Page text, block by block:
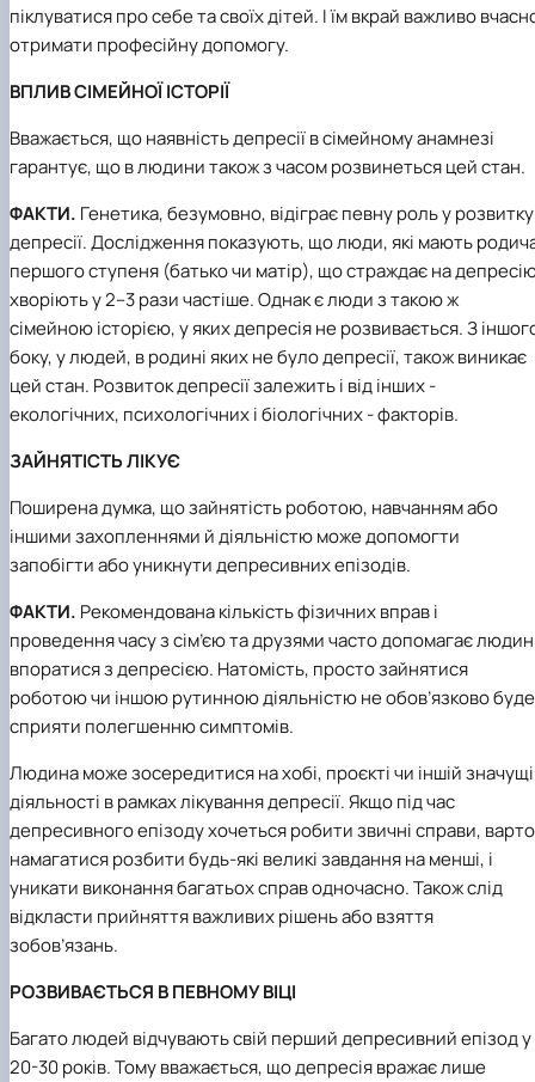
піклуватися про себе та своїх дітей. І їм вкрай важливо
отримати професійну допомогу.
ВПЛИВ СІМЕЙНОЇ ІСТОРІЇ
Вважається, що наявність депресії в сімейному анамнезі
гарантує, що в людини також з часом розвинеться цей стан.
ФАКТИ. Генетика, безумовно, відіграє певну роль у розвитку
депресії. Дослідження показують, що люди, які мають
першого ступеня (батько чи матір), що страждає на
хворіють у 2–3 рази частіше. Однак є люди з такою ж
сімейною історією, у яких депресія не розвивається. З
боку, у людей, в родині яких не було депресії, також виникає
цей стан. Розвиток депресії залежить і від інших -
екологічних, психологічних і біологічних - факторів.
ЗАЙНЯТІСТЬ ЛІКУЄ
Поширена думка, що зайнятість роботою, навчанням або
іншими захопленнями й діяльністю може допомогти
запобігти або уникнути депресивних епізодів.
ФАКТИ. Рекомендована кількість фізичних вправ і
проведення часу з сім’єю та друзями часто допомагає
впоратися з депресією. Натомість, просто зайнятися
роботою чи іншою рутинною діяльністю не обов’язково буде
сприяти полегшенню симптомів.
Людина може зосередитися на хобі, проєкті чи іншій
діяльності в рамках лікування депресії. Якщо під час
депресивного епізоду хочеться робити звичні справи, варто
намагатися розбити будь-які великі завдання на менші, і
уникати виконання багатьох справ одночасно. Також слід
відкласти прийняття важливих рішень або взяття
зобов’язань.
РОЗВИВАЄТЬСЯ В ПЕВНОМУ ВІЦІ
Багато людей відчувають свій перший депресивний епізод у
20-30 років. Тому вважається, що депресія вражає лише